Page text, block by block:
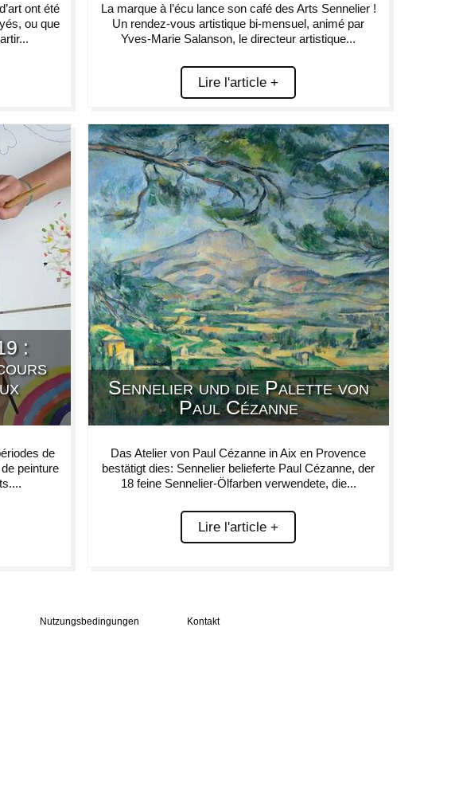
ont été
ou que
La marque à l’écu lance son café des Arts Sennelier !
Un rendez-vous artistique bi-mensuel, animé par
Yves-Marie Salanson, le directeur artistique...
Lire l'article +
:
de
peinture
Sennelier und die Palette von
Paul Cézanne
Das Atelier von Paul Cézanne in Aix en Provence
bestätigt dies: Sennelier belieferte Paul Cézanne, der
18 feine Sennelier-Ölfarben verwendete, die...
Lire l'article +
Nutzungsbedingungen Kontakt